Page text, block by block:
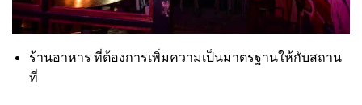
ร้านอาหาร ที่ต้องการเพิ่มความเป็นมาตรฐานให้กับสถาน
ที่